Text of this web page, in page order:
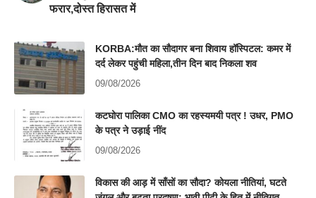
फरार,दोस्त हिरासत में
KORBA:मौत का सौदागर बना शिवाय हॉस्पिटल: कमर में
दर्द लेकर पहुंची महिला,तीन दिन बाद निकला शव
09/08/2026
कटघोरा पालिका CMO का रहस्यमयी पत्र ! उधर, PMO
के पत्र ने उड़ाई नींद
09/08/2026
विकास की आड़ में साँसों का सौदा? कोयला नीतियां, घटते